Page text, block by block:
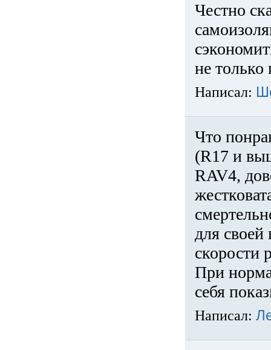
Честно
не только
Написал:
Что
(R17 и
RAV4,
для
скорости
При
себя
Написал: